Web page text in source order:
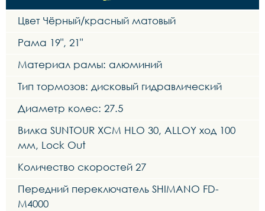
Цвет Чёрный/красный матовый
Рама 19", 21"
Материал рамы: алюминий
Тип тормозов: дисковый гидравлический
Диаметр колес: 27.5
Вилка SUNTOUR XCM HLO 30, ALLOY ход 100
мм, Lock Out
Количество скоростей 27
Передний переключатель SHIMANO FD-
M4000